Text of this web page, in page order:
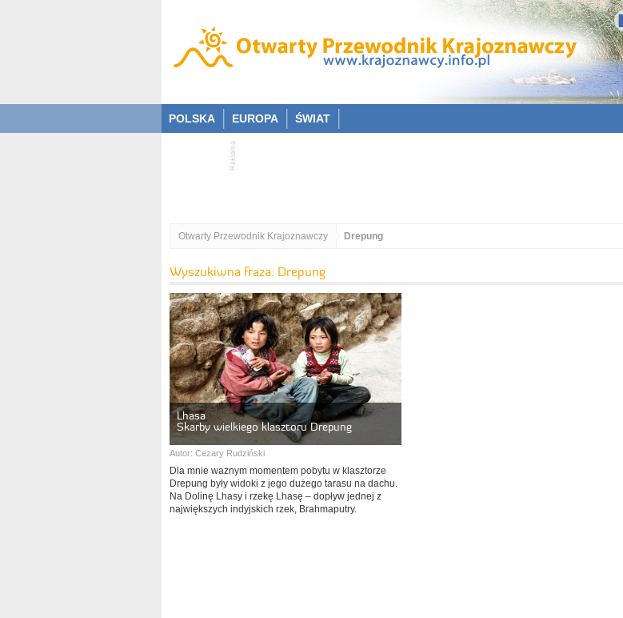
POLSKA EUROPA ŚWIAT
Otwarty Przewodnik Krajoznawczy Drepung
Wyszukiwna fraza: Drepung
Lhasa
Skarby wielkiego klasztoru Drepung
Autor: Cezary Rudziński
Dla mnie ważnym momentem pobytu w klasztorze
Drepung były widoki z jego dużego tarasu na dachu.
Na Dolinę Lhasy i rzekę Lhasę – dopływ jednej z
największych indyjskich rzek, Brahmaputry.